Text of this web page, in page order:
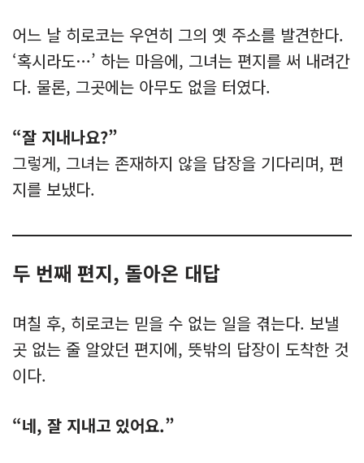
어느 날 히로코는 우연히 그의 옛 주소를 발견한다.
‘혹시라도…’ 하는 마음에, 그녀는 편지를 써 내려간
다. 물론, 그곳에는 아무도 없을 터였다.
“잘 지내나요?”
그렇게, 그녀는 존재하지 않을 답장을 기다리며, 편
지를 보냈다.
두 번째 편지, 돌아온 대답
며칠 후, 히로코는 믿을 수 없는 일을 겪는다. 보낼
곳 없는 줄 알았던 편지에, 뜻밖의 답장이 도착한 것
이다.
“네, 잘 지내고 있어요.”